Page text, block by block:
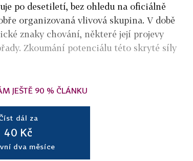
po desetiletí, bez ohledu na oficiálně
organizovaná vlivová skupina. V době
znaky chování, některé její projevy
Zkoumání potenciálu této skryté síly
JEŠTĚ 90 % ČLÁNKU
dál za
40 Kč
dva měsíce